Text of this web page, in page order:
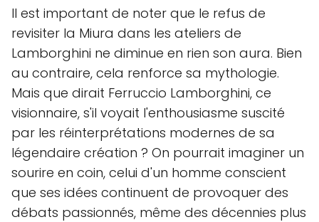
Il est important de noter que le refus de
revisiter la Miura dans les ateliers de
Lamborghini ne diminue en rien son aura. Bien
au contraire, cela renforce sa mythologie.
Mais que dirait Ferruccio Lamborghini, ce
visionnaire, s'il voyait l'enthousiasme suscité
par les réinterprétations modernes de sa
légendaire création ? On pourrait imaginer un
sourire en coin, celui d'un homme conscient
que ses idées continuent de provoquer des
débats passionnés, même des décennies plus